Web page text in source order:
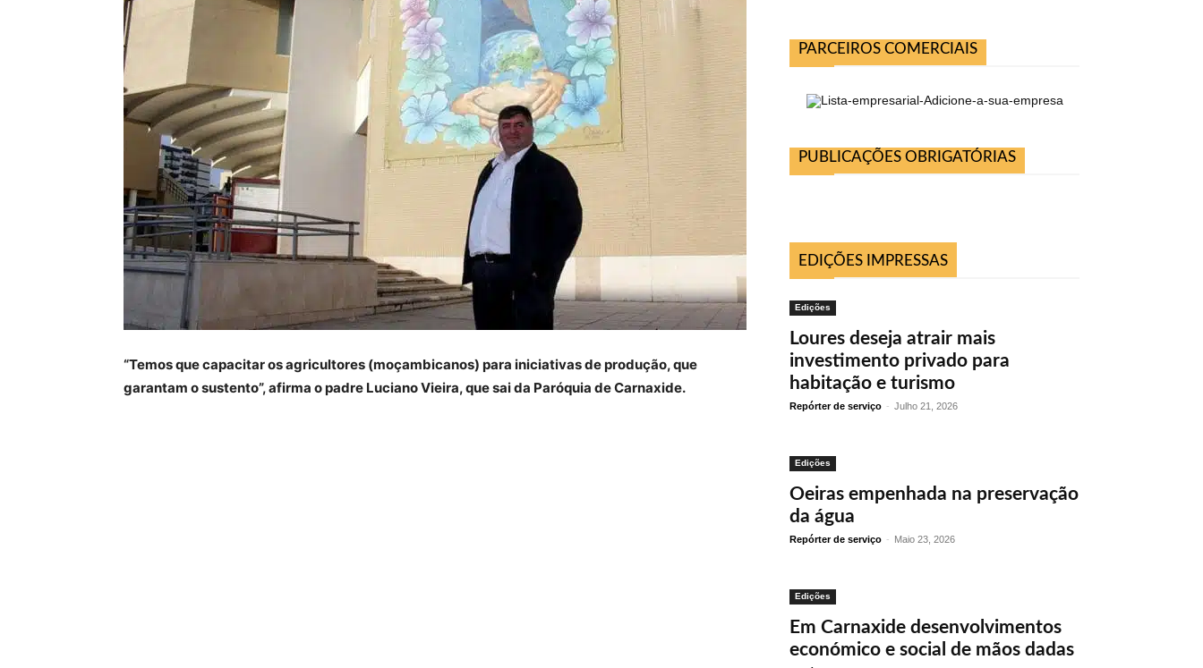
“Temos que capacitar os agricultores (moçambicanos) para iniciativas de produção, que
garantam o sustento”, afirma o padre Luciano Vieira, que sai da Paróquia de Carnaxide.
PARCEIROS COMERCIAIS
PUBLICAÇÕES OBRIGATÓRIAS
EDIÇÕES IMPRESSAS
Edições
Loures deseja atrair mais
investimento privado para
habitação e turismo
Repórter de serviço - Julho 21, 2026
Edições
Oeiras empenhada na preservação
da água
Repórter de serviço - Maio 23, 2026
Edições
Em Carnaxide desenvolvimentos
económico e social de mãos dadas